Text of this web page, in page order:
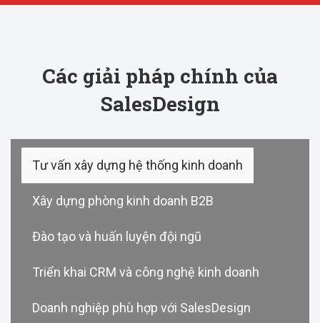
Các giải pháp chính của
SalesDesign
Tư vấn xây dựng hệ thống kinh doanh
Xây dựng phòng kinh doanh B2B
Đào tạo và huấn luyện đội ngũ
Triển khai CRM và công nghệ kinh doanh
Doanh nghiệp phù hợp với SalesDesign